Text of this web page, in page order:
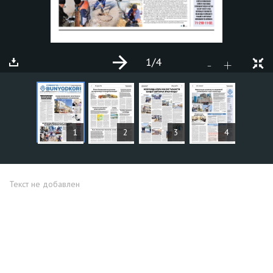
1 2 3 4
- +
1/4
СТАТЬИ
Текст не добавлен